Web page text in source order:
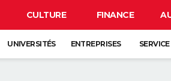
CULTURE FINANCE
UNIVERSITÉS ENTREPRISES